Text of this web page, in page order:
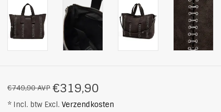
€749,90 AVP €319,90
* Incl. btw Excl. Verzendkosten